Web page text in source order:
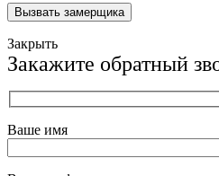
Закрыть
Закажите обратный
Ваше имя